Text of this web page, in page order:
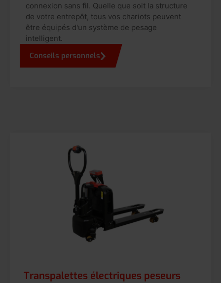
connexion sans fil. Quelle que soit la structure
de votre entrepôt, tous vos chariots peuvent
être équipés d'un système de pesage
intelligent.
Conseils personnels
Transpalettes électriques peseurs